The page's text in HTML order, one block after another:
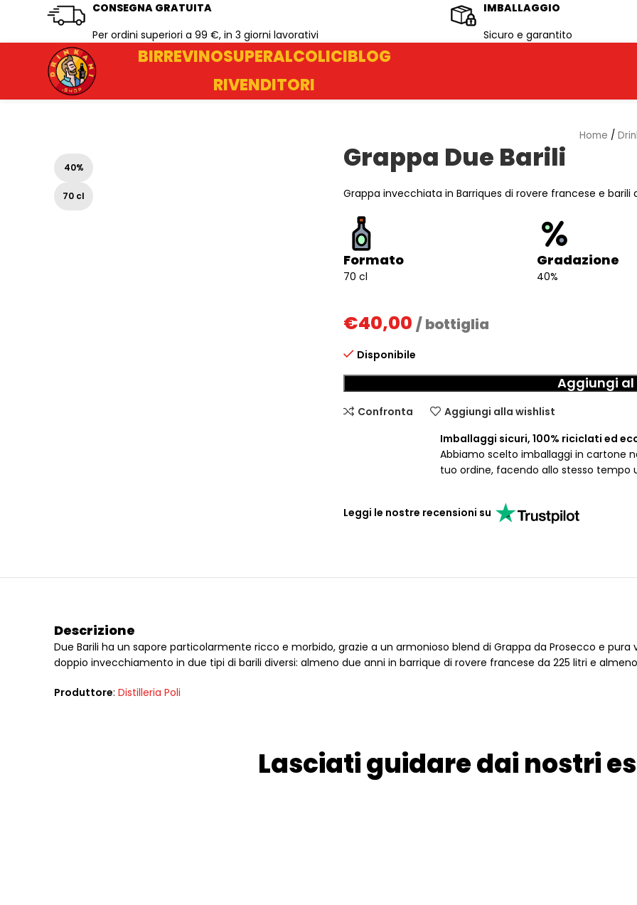
CONSEGNA GRATUITA
Per ordini superiori a 99 €, in 3 giorni lavorativi
IMBALLAGGIO
Sicuro e garantito
BIRREVINOSUPERALCOLICIBLOG
RIVENDITORI
Home /
40%
70 cl
Grappa Due Barili
Grappa invecchiata in Barriques di rovere francese e barili
Formato
70 cl
Gradazione
40%
€40,00 / bottiglia
Disponibile
Aggiungi al
Confronta
Aggiungi alla wishlist
Imballaggi sicuri, 100% riciclati ed
Abbiamo scelto imballaggi in cartone
tuo ordine, facendo allo stesso tempo
Leggi le nostre recensioni su
Descrizione
Due Barili ha un sapore particolarmente ricco e morbido, grazie a un armonioso blend di Grappa da Prosecco e pura
doppio invecchiamento in due tipi di barili diversi: almeno due anni in barrique di rovere francese da 225 litri e almeno
Produttore: Distilleria Poli
Lasciati guidare dai nostri